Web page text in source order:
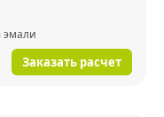
Заказать расчет